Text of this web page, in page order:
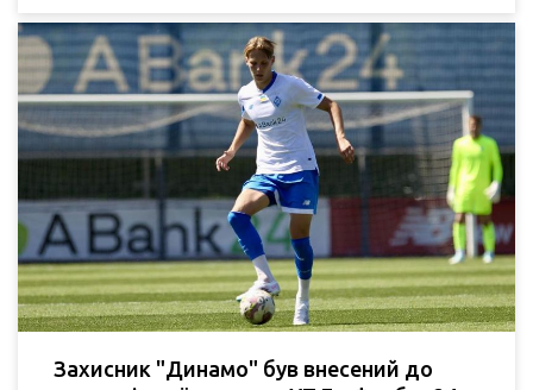
Захисник "Динамо" був внесений до